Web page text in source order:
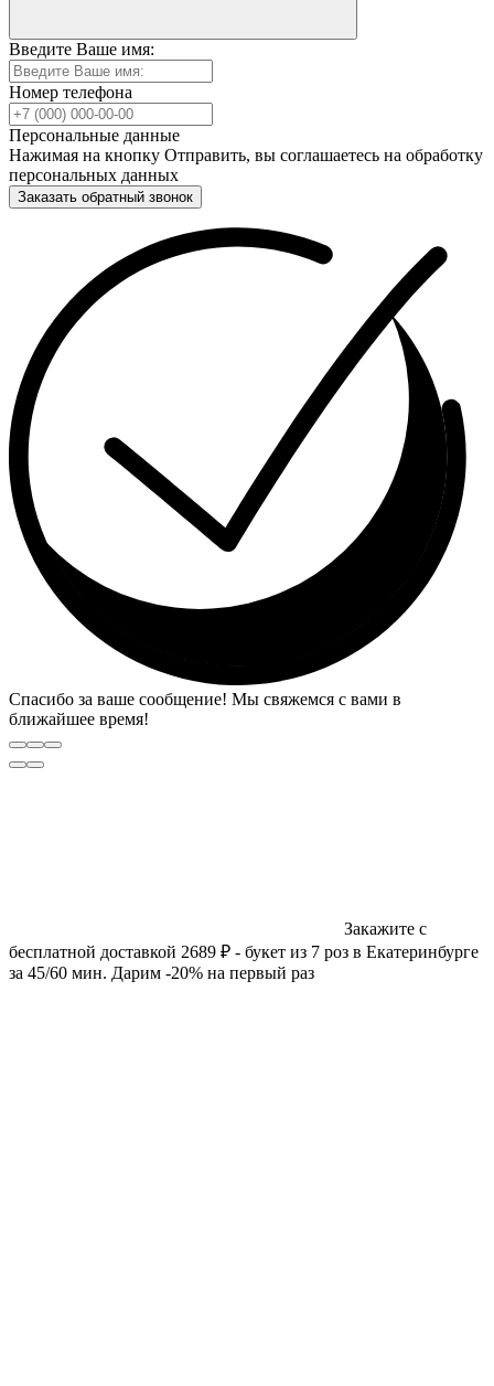
Введите Ваше имя:
Номер телефона
Персональные данные
Нажимая на кнопку Отправить, вы соглашаетесь на обработку
персональных данных
Заказать обратный звонок
Спасибо за ваше сообщение! Мы свяжемся с вами в
ближайшее время!
Закажите с
бесплатной доставкой 2689 ₽ - букет из 7 роз в Екатеринбурге
за 45/60 мин. Дарим -20% на первый раз